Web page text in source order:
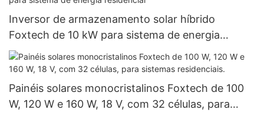
Inversor de armazenamento solar híbrido
Foxtech de 10 kW para sistema de energia
residencial
Painéis solares monocristalinos Foxtech de 100
W, 120 W e 160 W, 18 V, com 32 células, para